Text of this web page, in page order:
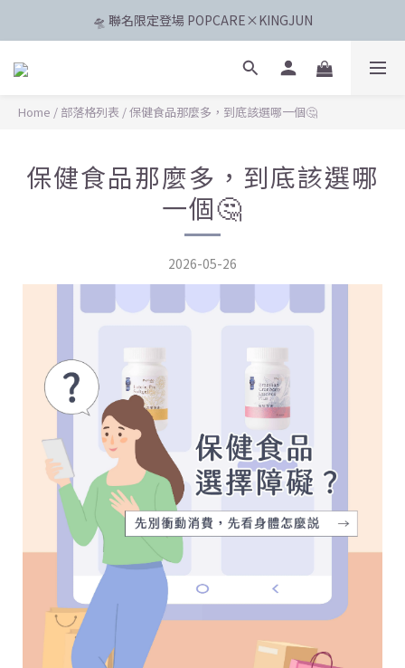
🛸 聯名限定登場 POPCARE×KINGJUN
🛸 聯名限定登場 POPCARE×KINGJUN
📅8/4 - 8/10 父親節加碼登場！滿888元折88元
Home / 部落格列表 /保健食品那麼多，到底該選哪一個🤔
保健食品那麼多，到底該選哪
一個🤔
2026-05-26